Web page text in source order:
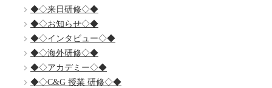
◆◇来日研修◇◆
◆◇お知らせ◇◆
◆◇インタビュー◇◆
◆◇海外研修◇◆
◆◇アカデミー◇◆
◆◇C&G 授業 研修◇◆